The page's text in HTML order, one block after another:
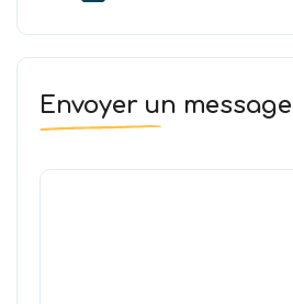
Envoyer un message